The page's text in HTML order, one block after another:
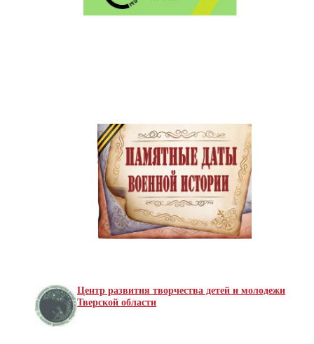
Центр развития творчества детей и молодежи
Тверской области